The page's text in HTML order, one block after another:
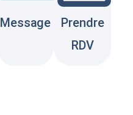
Message
Prendre
RDV